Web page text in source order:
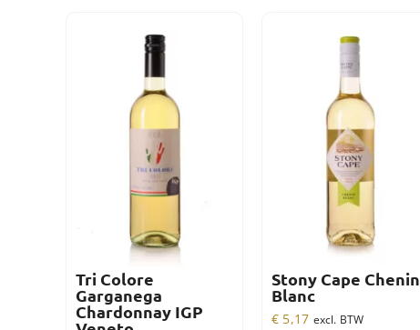
Tri Colore
Garganega
Chardonnay IGP
Stony Cape Chenin
Blanc
€ 5,17 excl. BTW